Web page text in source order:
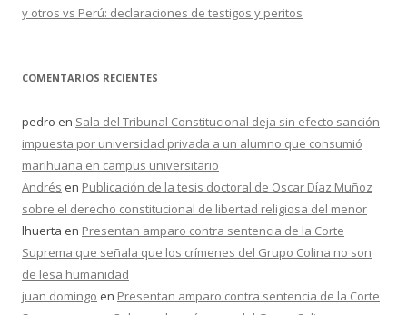
y otros vs Perú: declaraciones de testigos y peritos
COMENTARIOS RECIENTES
pedro en Sala del Tribunal Constitucional deja sin efecto sanción
impuesta por universidad privada a un alumno que consumió
marihuana en campus universitario
Andrés en Publicación de la tesis doctoral de Oscar Díaz Muñoz
sobre el derecho constitucional de libertad religiosa del menor
lhuerta en Presentan amparo contra sentencia de la Corte
Suprema que señala que los crímenes del Grupo Colina no son
de lesa humanidad
juan domingo en Presentan amparo contra sentencia de la Corte